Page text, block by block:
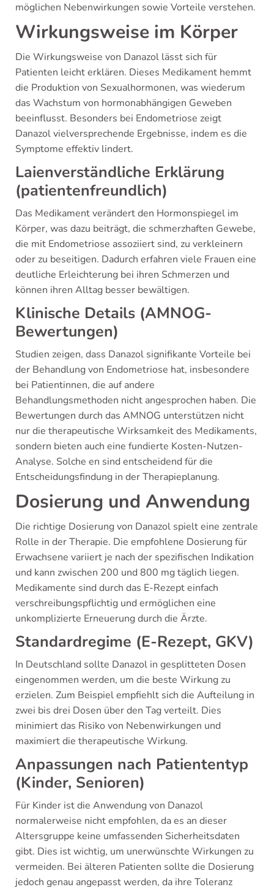
möglichen Nebenwirkungen sowie Vorteile verstehen.
Wirkungsweise im Körper
Die Wirkungsweise von Danazol lässt sich für
Patienten leicht erklären. Dieses Medikament hemmt
die Produktion von Sexualhormonen, was wiederum
das Wachstum von hormonabhängigen Geweben
beeinflusst. Besonders bei Endometriose zeigt
Danazol vielversprechende Ergebnisse, indem es die
Symptome effektiv lindert.
Laienverständliche Erklärung
(patientenfreundlich)
Das Medikament verändert den Hormonspiegel im
Körper, was dazu beiträgt, die schmerzhaften Gewebe,
die mit Endometriose assoziiert sind, zu verkleinern
oder zu beseitigen. Dadurch erfahren viele Frauen eine
deutliche Erleichterung bei ihren Schmerzen und
können ihren Alltag besser bewältigen.
Klinische Details (AMNOG-
Bewertungen)
Studien zeigen, dass Danazol signifikante Vorteile bei
der Behandlung von Endometriose hat, insbesondere
bei Patientinnen, die auf andere
Behandlungsmethoden nicht angesprochen haben. Die
Bewertungen durch das AMNOG unterstützen nicht
nur die therapeutische Wirksamkeit des Medikaments,
sondern bieten auch eine fundierte Kosten-Nutzen-
Analyse. Solche en sind entscheidend für die
Entscheidungsfindung in der Therapieplanung.
Dosierung und Anwendung
Die richtige Dosierung von Danazol spielt eine zentrale
Rolle in der Therapie. Die empfohlene Dosierung für
Erwachsene variiert je nach der spezifischen Indikation
und kann zwischen 200 und 800 mg täglich liegen.
Medikamente sind durch das E-Rezept einfach
verschreibungspflichtig und ermöglichen eine
unkomplizierte Erneuerung durch die Ärzte.
Standardregime (E-Rezept, GKV)
In Deutschland sollte Danazol in gesplitteten Dosen
eingenommen werden, um die beste Wirkung zu
erzielen. Zum Beispiel empfiehlt sich die Aufteilung in
zwei bis drei Dosen über den Tag verteilt. Dies
minimiert das Risiko von Nebenwirkungen und
maximiert die therapeutische Wirkung.
Anpassungen nach Patiententyp
(Kinder, Senioren)
Für Kinder ist die Anwendung von Danazol
normalerweise nicht empfohlen, da es an dieser
Altersgruppe keine umfassenden Sicherheitsdaten
gibt. Dies ist wichtig, um unerwünschte Wirkungen zu
vermeiden. Bei älteren Patienten sollte die Dosierung
jedoch genau angepasst werden, da ihre Toleranz